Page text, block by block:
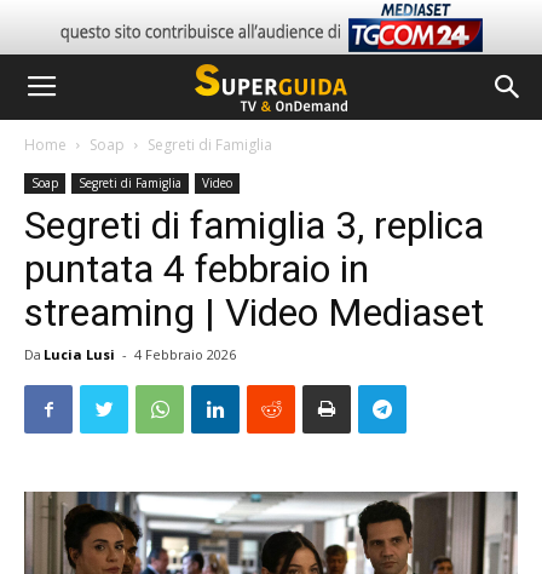
Home Soap Segreti di Famiglia
Soap Segreti di Famiglia Video
Segreti di famiglia 3, replica
puntata 4 febbraio in
streaming | Video Mediaset
Da Lucia Lusi - 4 Febbraio 2026